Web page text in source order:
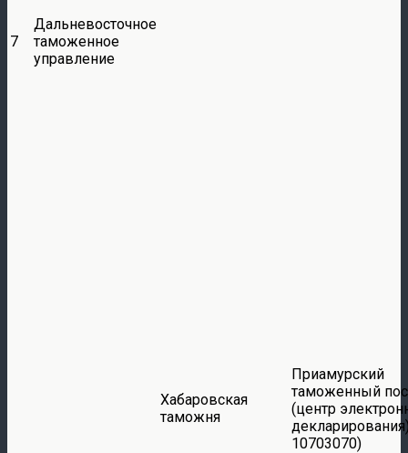
7
Дальневосточное
таможенное
управление
Хабаровская
таможня
Приамурский
таможенный
(центр
10703070)